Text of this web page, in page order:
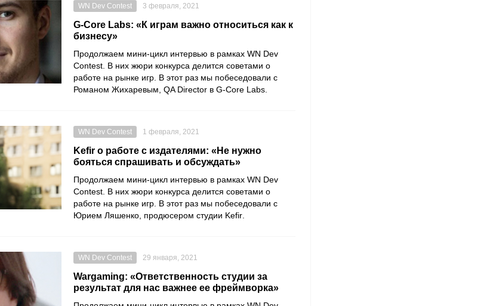
WN Dev Contest 3 февраля, 2021
G-Core Labs: «К играм важно относиться как к
бизнесу»
Продолжаем мини-цикл интервью в рамках WN Dev
Contest . В них жюри конкурса делится советами о
работе на рынке игр. В этот раз мы побеседовали с
Романом Жихаревым , QA Director в G-Core Labs
WN Dev Contest 1 февраля, 2021
Kefir о работе с издателями: «Не нужно
бояться спрашивать и обсуждать»
Продолжаем мини-цикл интервью в рамках WN Dev
Contest . В них жюри конкурса делится советами о
работе на рынке игр. В этот раз мы побеседовали с
Юрием Ляшенко , продюсером студии Kefir
WN Dev Contest 29 января, 2021
Wargaming: «Ответственность студии за
результат для нас важнее ее фреймворка»